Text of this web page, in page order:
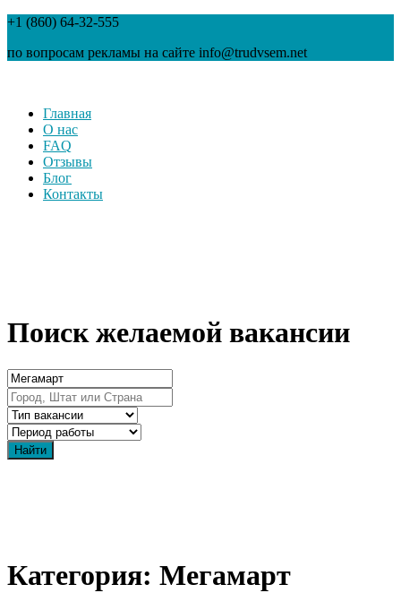
+1 (860) 64-32-555
по вопросам рекламы на сайте info@trudvsem.net
Главная
О нас
FAQ
Отзывы
Блог
Контакты
Поиск желаемой вакансии
Категория: Мегамарт